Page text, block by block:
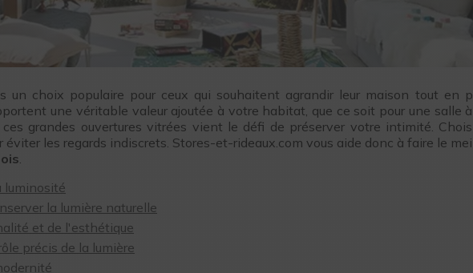
un choix populaire pour ceux qui souhaitent agrandir leur maison tout en
une véritable valeur ajoutée à votre habitat, que ce soit pour une salle
grandes ouvertures vitrées vient le défi de préserver votre intimité.
les regards indiscrets. Stores-et-rideaux.com vous aide donc à faire le
luminosité
la lumière naturelle
et de l'esthétique
précis de la lumière